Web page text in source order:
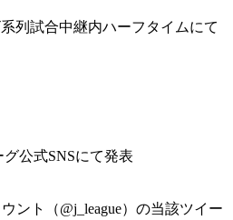
列試合中継内ハーフタイムにて
公式SNSにて発表
ント（@j_league）の当該ツイー